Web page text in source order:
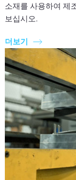
소재를 사용하여 제
보십시오.
더보기